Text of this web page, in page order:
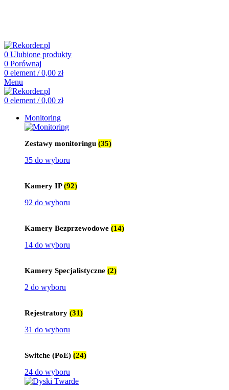
0 Ulubione produkty
0 Porównaj
0 element / 0,00 zł
Menu
0 element / 0,00 zł
Monitoring
Zestawy monitoringu (35)
35 do wyboru
Kamery IP(92)
92 do wyboru
Kamery Bezprzewodowe (14)
14 do wyboru
Kamery Specjalistyczne (2)
2 do wyboru
Rejestratory (31)
31 do wyboru
Switche (PoE) (24)
24 do wyboru